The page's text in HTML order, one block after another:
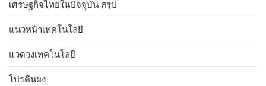
เศรษฐกิจไทยในปัจจุบัน สรุป
แนวหน้าเทคโนโลยี
แวดวงเทคโนโลยี
โปรตีนผง